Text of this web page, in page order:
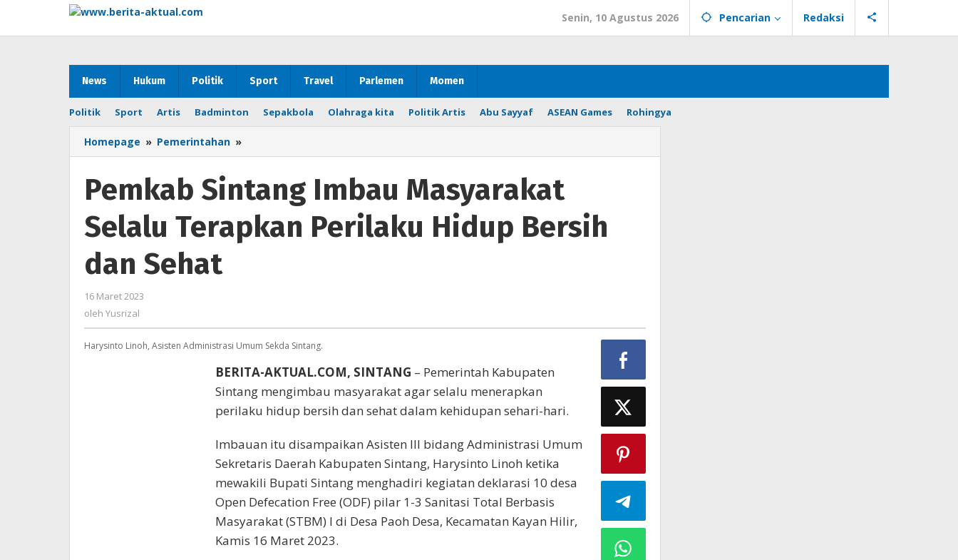
konten
Senin, 10 Agustus 2026 Pencarian Redaksi
News Hukum Politik Sport Travel Parlemen Momen
Politik Sport Artis Badminton Sepakbola Olahraga kita Politik Artis Abu Sayyaf ASEAN Games Rohingya
Homepage » Pemerintahan »
Sintang
Masyarakat
Selalu
Terapkan
Perilaku
Pemkab Sintang Imbau Masyarakat
Selalu Terapkan Perilaku Hidup Bersih
dan Sehat
16 Maret 2023
oleh Yusrizal
Harysinto Linoh, Asisten Administrasi Umum Sekda Sintang.
BERITA-AKTUAL.COM, SINTANG – Pemerintah Kabupaten
Sintang mengimbau masyarakat agar selalu menerapkan
perilaku hidup bersih dan sehat dalam kehidupan sehari-hari.
Imbauan itu disampaikan Asisten III bidang Administrasi Umum
Sekretaris Daerah Kabupaten Sintang, Harysinto Linoh ketika
mewakili Bupati Sintang menghadiri kegiatan deklarasi 10 desa
Open Defecation Free (ODF) pilar 1-3 Sanitasi Total Berbasis
Masyarakat (STBM) l di Desa Paoh Desa, Kecamatan Kayan Hilir,
Kamis 16 Maret 2023.